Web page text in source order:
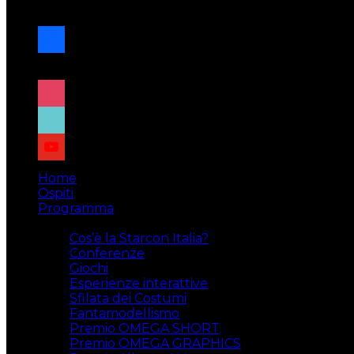
facebook
x
instagram
tiktok
youtube
Home
Ospiti
Programma
Cos’è la Starcon Italia?
Conferenze
Giochi
Esperienze interattive
Sfilata dei Costumi
Fantamodellismo
Premio OMEGA SHORT
Premio OMEGA GRAPHICS